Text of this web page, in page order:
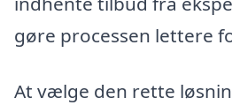
gøre processen lettere
At vælge den rette